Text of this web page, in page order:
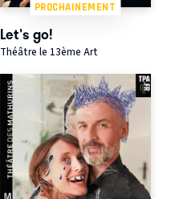
PROCHAINEMENT
Let's go!
Théâtre le 13ème Art